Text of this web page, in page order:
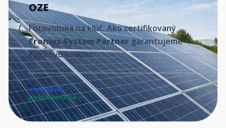
OZE
Fotovoltika na kľúč. Ako certifikovaný
Fronius System Partnergarantujeme
špičkovú kvalitu.
REALIZÁCIE →
DOKUMENTÁCIA ↓